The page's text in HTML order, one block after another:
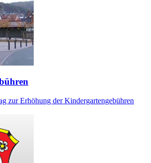
zur Erhöhung der Kindergartengebühren